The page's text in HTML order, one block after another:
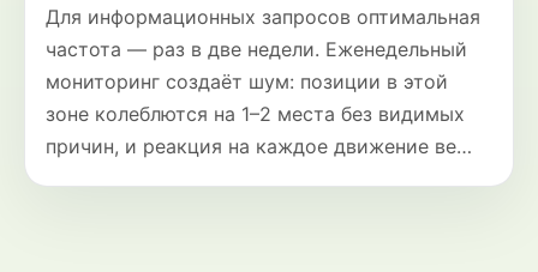
Для информационных запросов оптимальная
частота — раз в две недели. Еженедельный
мониторинг создаёт шум: позиции в этой
зоне колеблются на 1–2 места без видимых
причин, и реакция на каждое движение ве…